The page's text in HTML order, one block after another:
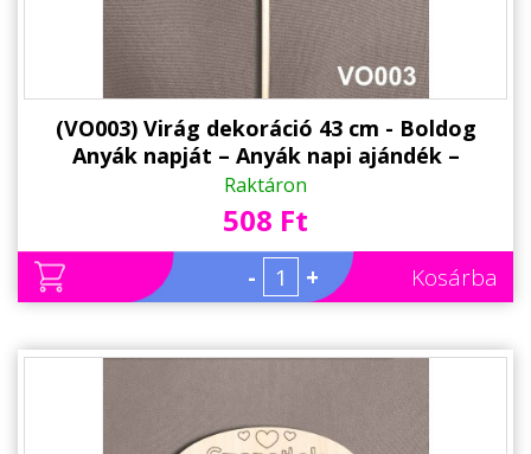
(VO003) Virág dekoráció 43 cm - Boldog
Anyák napját – Anyák napi ajándék –
Ajándék anyáknak
Raktáron
508 Ft
- + Kosárba